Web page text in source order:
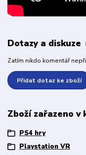
Dotazy a diskuze
Zatím nikdo komentář
Přidat dotaz ke zboží
Zboží zařazeno v
PS4 hry
Playstation VR